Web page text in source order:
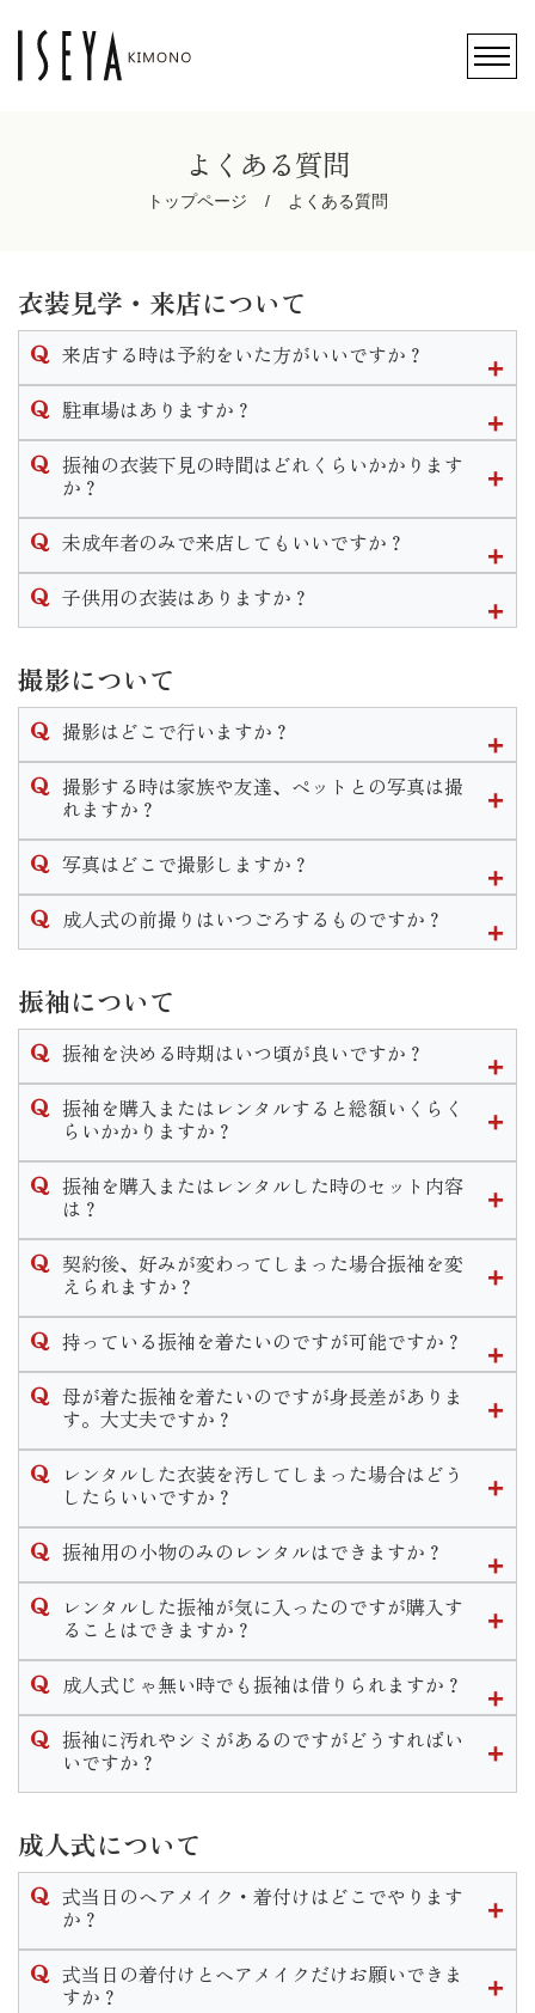
よくある質問
トップページ よくある質問
衣装見学・来店について
来店する時は予約をいた方がいいですか？
ご予約無しでのご来店も可能ですが、ご予約のお客様を優先
的にご案内させて頂きますのでお待ちいただく場合がござい
可能な限りご予約をいただきます様お願い致します。
なお、ご予約はこのHP内かお電話にて承ります。
駐車場はありますか？
店頭前にある駐車スペースと店舗裏側にも大型駐車場がござ
います。
振袖の衣装下見の時間はどれくらいかかります
か？
振袖下見の流れは
プラン説明→振袖選び→トータルコーディネート
ります。
未成年者のみで来店してもいいですか？
衣装の下見やプランの説明であればお嬢様ご本人様のみのご
来店も大歓迎です。
子供用の衣装はありますか？
七五三用の衣装になりますので和装になります。
七五三の詳しいプランはHP内の七五三ページをご覧頂くか店
舗までお問い合わせください。
撮影について
撮影はどこで行いますか？
スタジオが当館２階にございますのでそこで撮影します。
また、スタジオへは階段を登って移動していただく為車椅子
致します。
撮影する時は家族や友達、ペットとの写真は撮
れますか？
当店では家族撮影はもちろんペットとの撮影もできます。
家族和装プランや兄妹和装プラン等豊富にご用意しておりま
なお家族撮影等の希望がある場合はご予約時にお申し付けく
写真はどこで撮影しますか？
いせやきもの館に併設されているスタジオにて撮影を行いま
す。
成人式の前撮りはいつごろするものですか？
スタジオは予約制となっており年中撮影可能となっておりま
すので時期や曜日、時間はお客様の御都合に合わせて行うこ
とができます。
なお水・木・年末年始は休館日となりますのでご了承くださ
振袖について
振袖を決める時期はいつ頃が良いですか？
近年振袖選びの時期が早まってきている傾向にあります。
当店では高校３年生の夏休み〜春休みの間に決めるお客様が
決める時期に正解はございませんが早めに動き出すことで豊
富な色柄から選べたり、式当日の支度時間が良い時間を選べ
下見だけでなく振袖選びのご相談も承っておりますのでお気
軽にお問い合わせください。
振袖を購入またはレンタルすると総額いくらく
らいかかりますか？
当店での振袖一式の価格は購入の場合30万〜40万、レンタル
の場合15万〜20万が平均的な価格となっております。お選び
なお、前撮り時の写真代は別途料金となります。
振袖を購入またはレンタルした時のセット内容
は？
購入、レンタルのセット内容は同一となっております。
振袖・袋帯・長襦袢・重ね衿・帯揚げ・帯締め・草履・バッ
グ・ショール・肌着・足袋・着付け小物
腰紐5本・伊達締め2本・コーリンベルト・衿芯・三重仮紐・
その他式当日のお支度と前撮り時のお支度２回分がセットに
契約後、好みが変わってしまった場合振袖を変
えられますか？
ご契約内容によりますが一定期間内であれば選び直しやコー
ディネート変更が可能となります。
す。
期間や手数料についての詳しいお問い合わせは店舗までご連
持っている振袖を着たいのですが可能ですか？
可能です。
近年ではお持ちの振袖の小物等を買い替えリメイクしてお召
当店ではリメイクパックプランや単品での小物販売などお客
様の需要に合わせてご案内致します。
またママ振リメイクと一緒に前撮りや式当日の支度のご予約
も受け付けております。
なお、小物等の購入はせず持ち込み振袖の着付のみのご予約
母が着た振袖を着たいのですが身長差がありま
す。大丈夫ですか？
寸法直しをして着用することができます。
ただ大幅な寸法直しが必要な場合、小さくお直しするのであ
ご検討のお客様は一度振袖をお持ちの上ご来店頂きご試着し
て頂きご提案させて頂きますのでお気軽にご相談くださいま
レンタルした衣装を汚してしまった場合はどう
したらいいですか？
衿元のファンデーション汚れ等若干の汚れであれば、クリー
ニングは不要でそのままご返却いただけます。
まった場合はお直し代や商品代を請求させていただく場合も
ございます。
きます様お願い致します。
振袖用の小物のみのレンタルはできますか？
申し訳ございませんが小物単品のレンタルは行っておりませ
ん。
ママ振リメイクプランですとお得に小物を揃えることができ
ます。
レンタルした振袖が気に入ったのですが購入す
ることはできますか？
可能です。
衣装によってプラス料金は異なりますが振袖一式をそのまま
詳細は店舗までお問い合わせくださいませ。
成人式じゃ無い時でも振袖は借りられますか？
結婚式やパーティなど様々なシーンで着用できる振袖はいつ
でも貸し出し可能です。
なお、成人式シーズンは一般レンタルは行っておりません。
詳しい時期や料金は店舗までお問い合わせください。
振袖に汚れやシミがあるのですがどうすればい
いですか？
手入れを承っております。
汚れ具合によっては納期が長くかかる場合もございますので
ご着用の２ヶ月程度前にはご来店くださいませ。
成人式について
式当日のヘアメイク・着付けはどこでやります
か？
式当日のお仕度は、いせやきもの館で行います。
お仕度時間のご予約はご成約時に決定いたします。
式当日の着付けとヘアメイクだけお願いできま
すか？